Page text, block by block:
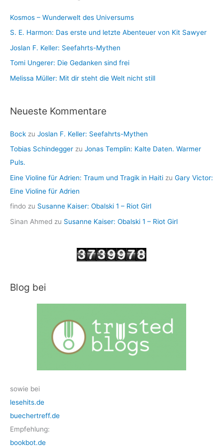
v
Kosmos – Wunderwelt des Universums
S. E. Harmon: Das erste und letzte Abenteuer von Kit Sawyer
Joslan F. Keller: Seefahrts-Mythen
Tomi Ungerer: Die Gedanken sind frei
Melissa Müller: Mit dir steht die Welt nicht still
Neueste Kommentare
Bock zu Joslan F. Keller: Seefahrts-Mythen
Tobias Schindegger zu Jonas Templin: Kalte Daten. Warmer
Puls.
Eine Violine für Adrien: Traum und Tragik in Haiti zu Gary Victor:
Eine Violine für Adrien
findo zu Susanne Kaiser: Obalski 1 – Riot Girl
Sinan Ahmed zu Susanne Kaiser: Obalski 1 – Riot Girl
Blog bei
sowie bei
lesehits.de
buechertreff.de
Empfehlung:
bookbot.de